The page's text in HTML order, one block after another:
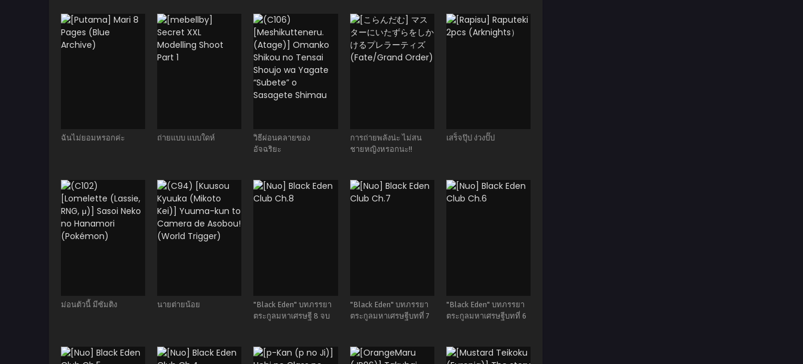
ฉันไม่ยอมหรอกค่ะ ถ่ายแบบ แบบใดห์
วิธีผ่อนคลายของ
อัจฉริยะ
การถ่ายพลังน่ะ ไม่สน
ชายหญิงหรอกนะ!!
เสร็จปุ๊ป ง่วงปั๊ป
ม่อนตัวนี้ มีซัมติง นายต่ายน้อย
"Black Eden" บทภรรยา
ตระกูลมหาเศรษฐี 8 จบ
"Black Eden" บทภรรยา
ตระกูลมหาเศรษฐีบทที่ 7
"Black Eden" บทภรรยา
ตระกูลมหาเศรษฐีบทที่ 6